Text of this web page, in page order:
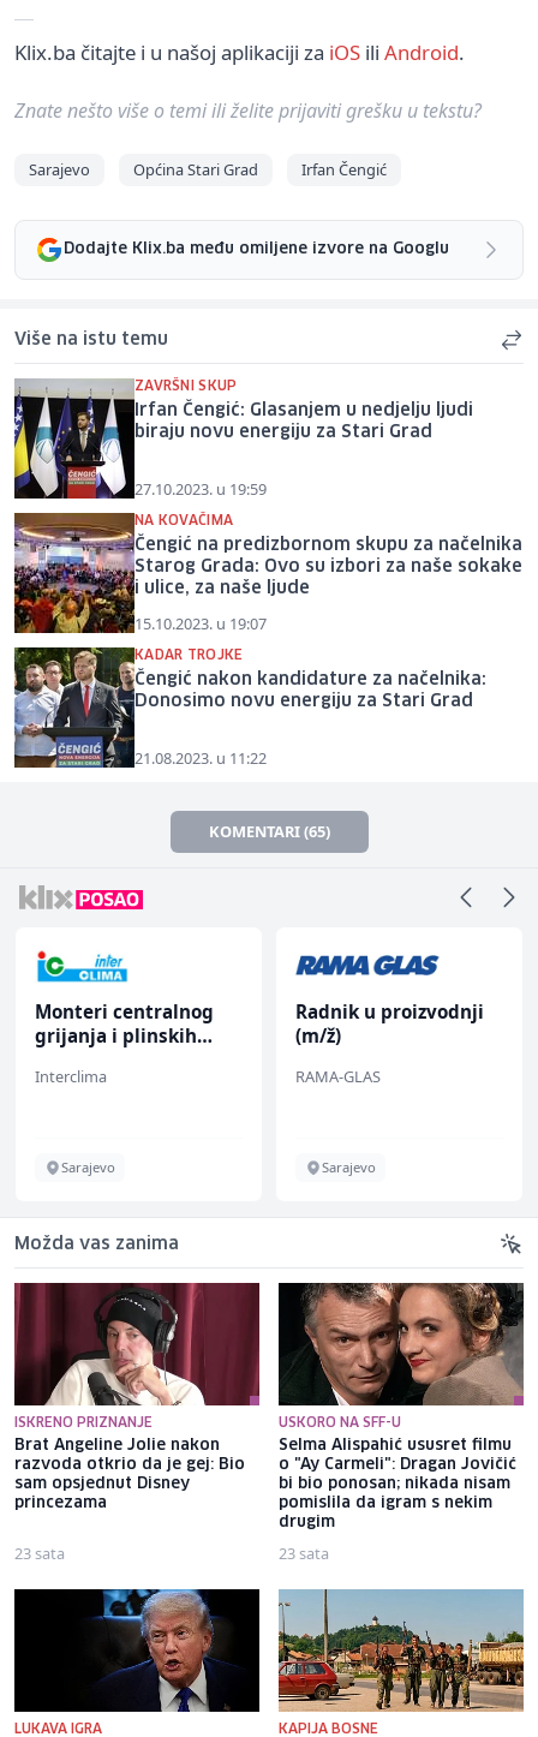
Klix.ba čitajte i u našoj aplikaciji za iOS ili Android.
Znate nešto više o temi ili želite prijaviti grešku u tekstu?
Sarajevo Općina Stari Grad Irfan Čengić
Dodajte Klix.ba među omiljene izvore na Googlu
Više na istu temu
ZAVRŠNI SKUP
Irfan Čengić: Glasanjem u nedjelju ljudi
biraju novu energiju za Stari Grad
27.10.2023. u 19:59
NA KOVAČIMA
Čengić na predizbornom skupu za načelnika
Starog Grada: Ovo su izbori za naše sokake
i ulice, za naše ljude
15.10.2023. u 19:07
KADAR TROJKE
Čengić nakon kandidature za načelnika:
Donosimo novu energiju za Stari Grad
21.08.2023. u 11:22
KOMENTARI (65)
Monteri centralnog
grijanja i plinskih
Interclima
Sarajevo
Radnik u proizvodnji
(m/ž)
RAMA-GLAS
Sarajevo
Možda vas zanima
ISKRENO PRIZNANJE
Brat Angeline Jolie nakon
razvoda otkrio da je gej: Bio
sam opsjednut Disney
princezama
23 sata
USKORO NA SFF-U
Selma Alispahić ususret filmu
o "Ay Carmeli": Dragan Jovičić
bi bio ponosan; nikada nisam
pomislila da igram s nekim
drugim
23 sata
LUKAVA IGRA KAPIJA BOSNE